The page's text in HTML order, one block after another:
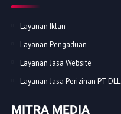
Layanan Iklan
Layanan Pengaduan
Layanan Jasa Website
Layanan Jasa Perizinan PT DLL
MITRA MEDIA